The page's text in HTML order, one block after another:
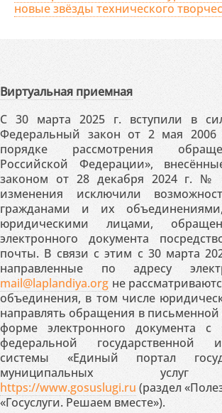
новые звёзды технического
Виртуальная приемная
С 30 марта 2025 г. вступили в
Федеральный закон от 2 мая
порядке рассмотрения
Российской Федерации»,
законом от 28 декабря 2024 г. №
изменения исключили
гражданами и их
юридическими лицами,
электронного документа
почты. В связи с этим с 30 марта
направленные по адресу
mail@laplandiya.org не
объединения, в том числе
направлять обращения в
форме электронного документа с
федеральной государственной
системы «Единый портал
муниципальных услуг
https://www.gosuslugi.ru (раздел
«Госуслуги. Решаем вместе»).